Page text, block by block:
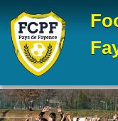
Panneau de gestion